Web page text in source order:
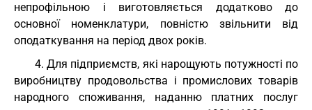
непрофільною і виготовляється додатково до
основної номенклатури, повністю звільнити від
оподаткування на період двох років.
4. Для підприємств, які нарощують потужності по
виробництву продовольства і промислових товарів
народного споживання, наданню платних послуг